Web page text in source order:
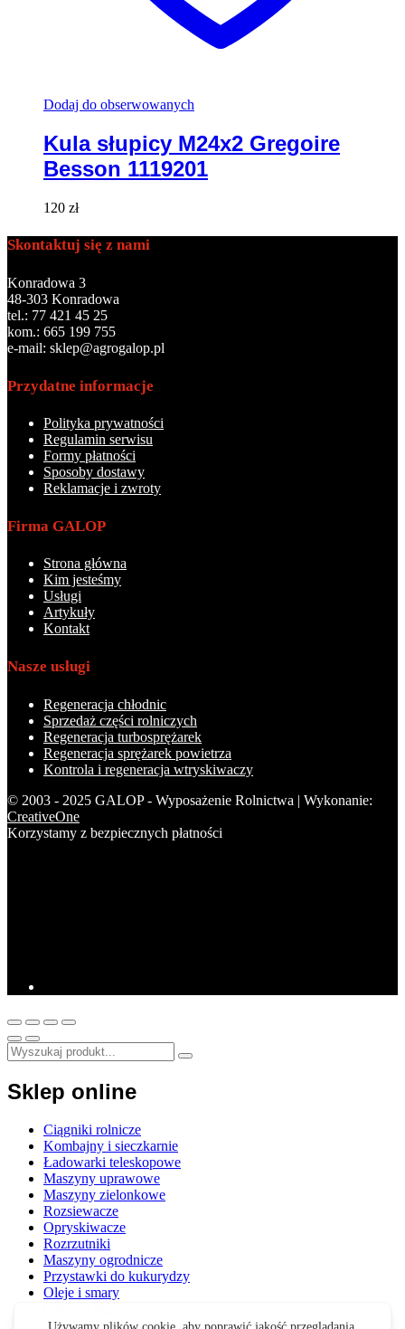
Dodaj do obserwowanych
Kula słupicy M24x2 Gregoire
Besson 1119201
120 zł
Skontaktuj się z nami
Konradowa 3
48-303 Konradowa
tel.: 77 421 45 25
kom.: 665 199 755
e-mail: sklep@agrogalop.pl
Przydatne informacje
Polityka prywatności
Regulamin serwisu
Formy płatności
Sposoby dostawy
Reklamacje i zwroty
Firma GALOP
Strona główna
Kim jesteśmy
Usługi
Artykuły
Kontakt
Nasze usługi
Regeneracja chłodnic
Sprzedaż części rolniczych
Regeneracja turbosprężarek
Regeneracja sprężarek powietrza
Kontrola i regeneracja wtryskiwaczy
© 2003 - 2025 GALOP - Wyposażenie Rolnictwa | Wykonanie:
CreativeOne
Korzystamy z bezpiecznych płatności
Sklep online
Ciągniki rolnicze
Kombajny i sieczkarnie
Ładowarki teleskopowe
Maszyny uprawowe
Maszyny zielonkowe
Rozsiewacze
Opryskiwacze
Rozrzutniki
Maszyny ogrodnicze
Przystawki do kukurydzy
Oleje i smary
Akcesoria